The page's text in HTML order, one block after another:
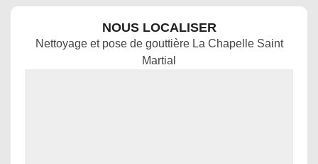
NOUS LOCALISER
Nettoyage et pose de gouttière La Chapelle Saint
Martial